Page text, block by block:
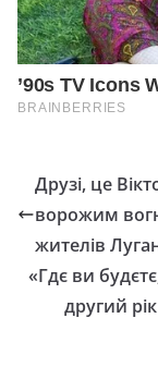
Друзі, це
ворожим
жителів
«Гдє ви
другий